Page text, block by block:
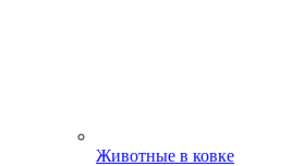
Животные в ковке